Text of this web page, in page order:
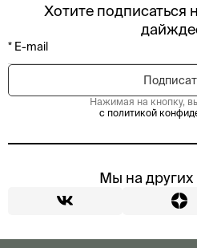
Хотите подписаться
Нажимая на кнопку,
с политикой
Мы на других